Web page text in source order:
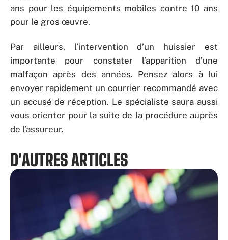
ans pour les équipements mobiles contre 10 ans
pour le gros œuvre.
Par ailleurs, l’intervention d’un huissier est
importante pour constater l’apparition d’une
malfaçon après des années. Pensez alors à lui
envoyer rapidement un courrier recommandé avec
un accusé de réception. Le spécialiste saura aussi
vous orienter pour la suite de la procédure auprès
de l’assureur.
D'AUTRES ARTICLES